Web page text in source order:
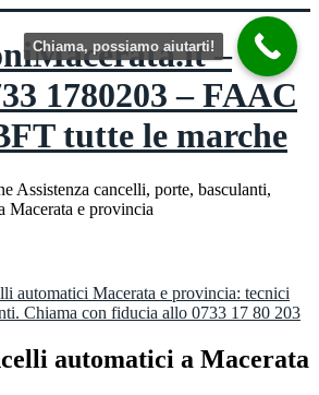
–
1780203 – FAAC
tutte le marche
Assistenza cancelli, porte, basculanti,
Macerata e provincia
automatici Macerata e provincia: tecnici
Chiama con fiducia allo 0733 17 80 203
automatici a Macerata
Chiama, possiamo aiutarti!